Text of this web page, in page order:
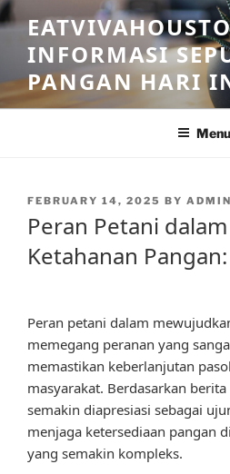
Skip
to
contentINFORMASI
PANGAN HARI
Menu
POSTED
FEBRUARY 14, 2025 BY
Peran Petani
Ketahanan
Peran petani dalam
memegang peranan yang
memastikan keberlanjutan
masyarakat. Berdasarkan
semakin diapresiasi sebagai
menjaga ketersediaan pangan
yang semakin kompleks.